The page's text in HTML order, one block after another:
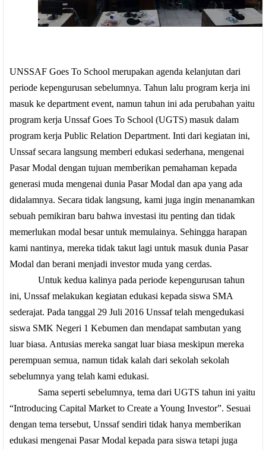
UNSSAF Goes To School merupakan agenda kelanjutan dari
periode kepengurusan sebelumnya. Tahun lalu program kerja ini
masuk ke department event, namun tahun ini ada perubahan yaitu
program kerja Unssaf Goes To School (UGTS) masuk dalam
program kerja Public Relation Department. Inti dari kegiatan ini,
Unssaf secara langsung memberi edukasi sederhana, mengenai
Pasar Modal dengan tujuan memberikan pemahaman kepada
generasi muda mengenai dunia Pasar Modal dan apa yang ada
didalamnya. Secara tidak langsung, kami juga ingin menanamkan
sebuah pemikiran baru bahwa investasi itu penting dan tidak
memerlukan modal besar untuk memulainya. Sehingga harapan
kami nantinya, mereka tidak takut lagi untuk masuk dunia Pasar
Modal dan berani menjadi investor muda yang cerdas.
Untuk kedua kalinya pada periode kepengurusan tahun
ini, Unssaf melakukan kegiatan edukasi kepada siswa SMA
sederajat. Pada tanggal 29 Juli 2016 Unssaf telah mengedukasi
siswa SMK Negeri 1 Kebumen dan mendapat sambutan yang
luar biasa. Antusias mereka sangat luar biasa meskipun mereka
perempuan semua, namun tidak kalah dari sekolah sekolah
sebelumnya yang telah kami edukasi.
Sama seperti sebelumnya, tema dari UGTS tahun ini yaitu
“Introducing Capital Market to Create a Young Investor”. Sesuai
dengan tema tersebut, Unssaf sendiri tidak hanya memberikan
edukasi mengenai Pasar Modal kepada para siswa tetapi juga